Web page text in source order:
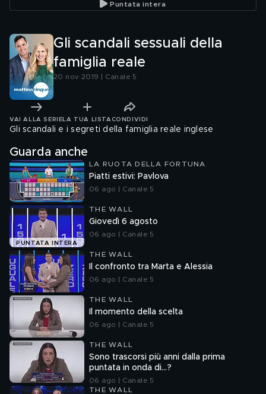
Puntata intera
Gli scandali sessuali della
famiglia reale
20 nov 2019 | Canale 5
VAI ALLA SERIE LA TUA LISTA CONDIVIDI
Gli scandali e i segreti della famiglia reale inglese
Guarda anche
LA RUOTA DELLA FORTUNA
Piatti estivi: Pavlova
06 ago | Canale 5
PUNTATA INTERA
THE WALL
Giovedì 6 agosto
06 ago | Canale 5
THE WALL
Il confronto tra Marta e Alessia
06 ago | Canale 5
THE WALL
Il momento della scelta
06 ago | Canale 5
THE WALL
Sono trascorsi più anni dalla prima
puntata in onda di...?
06 ago | Canale 5
THE WALL